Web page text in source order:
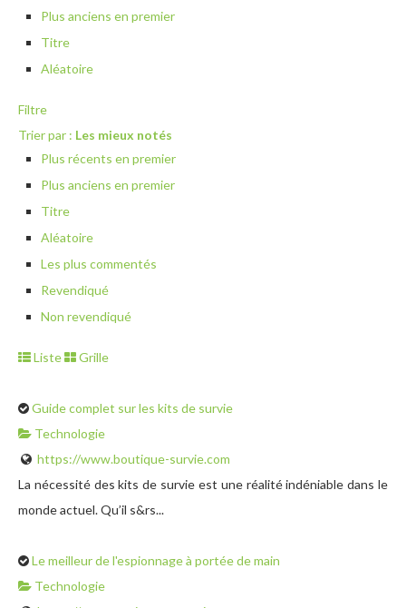
Plus anciens en premier
Titre
Aléatoire
Filtre
Trier par : Les mieux notés
Plus récents en premier
Plus anciens en premier
Titre
Aléatoire
Les plus commentés
Revendiqué
Non revendiqué
Liste Grille
Guide complet sur les kits de survie
Technologie
https://www.boutique-survie.com
La nécessité des kits de survie est une réalité indéniable dans le
monde actuel. Qu’il s&rs...
Le meilleur de l'espionnage à portée de main
Technologie